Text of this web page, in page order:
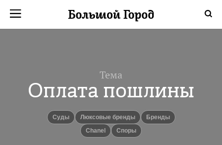
Тема
Оплата пошлины
суды Люксовые бренды
Бренды
Chanel
Споры